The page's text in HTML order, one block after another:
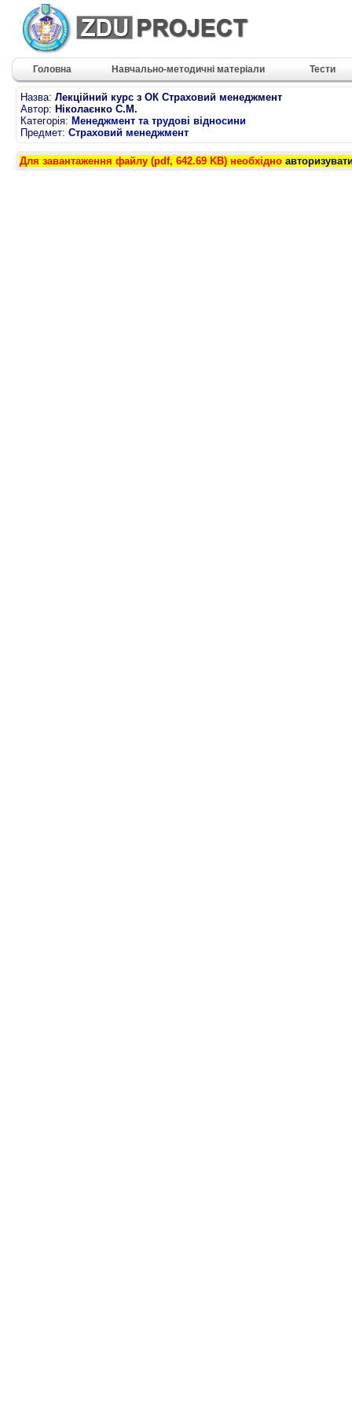
Головна Навчально-методичні матеріали Тести
Назва: Лекційний курс з ОК Страховий менеджмент
Автор: Ніколаєнко С.М.
Категорія: Менеджмент та трудові відносини
Предмет: Страховий менеджмент
Для завантаження файлу (pdf, 642.69 KB) необхідно